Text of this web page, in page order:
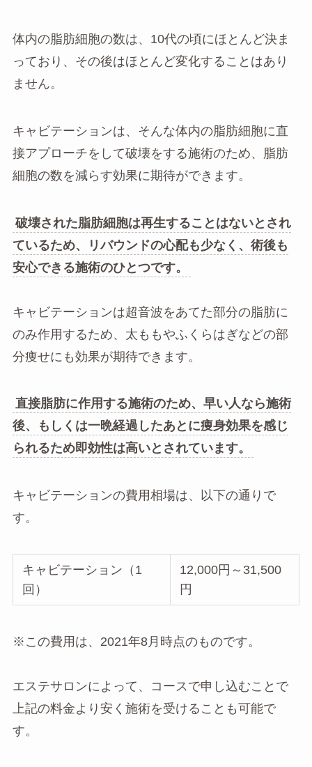
体内の脂肪細胞の数は、10代の頃にほとんど決ま
っており、その後はほとんど変化することはあり
ません。
キャビテーションは、そんな体内の脂肪細胞に直
接アプローチをして破壊をする施術のため、脂肪
細胞の数を減らす効果に期待ができます。
破壊された脂肪細胞は再生することはないとされ
ているため、リバウンドの心配も少なく、術後も
安心できる施術のひとつです。
キャビテーションは超音波をあてた部分の脂肪に
のみ作用するため、太ももやふくらはぎなどの部
分痩せにも効果が期待できます。
直接脂肪に作用する施術のため、早い人なら施術
後、もしくは一晩経過したあとに痩身効果を感じ
られるため即効性は高いとされています。
キャビテーションの費用相場は、以下の通りで
す。
キャビテーション（1
回）
12,000円～31,500
円
※この費用は、2021年8月時点のものです。
エステサロンによって、コースで申し込むことで
上記の料金より安く施術を受けることも可能で
す。